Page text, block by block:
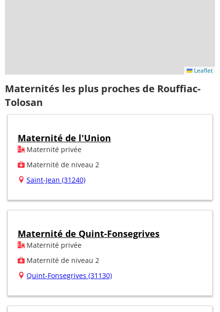
Leaflet
Maternités les plus proches de Rouffiac-
Tolosan
Maternité de l'Union
Maternité privée
Maternité de niveau 2
Saint-Jean (31240)
Maternité de Quint-Fonsegrives
Maternité privée
Maternité de niveau 2
Quint-Fonsegrives (31130)